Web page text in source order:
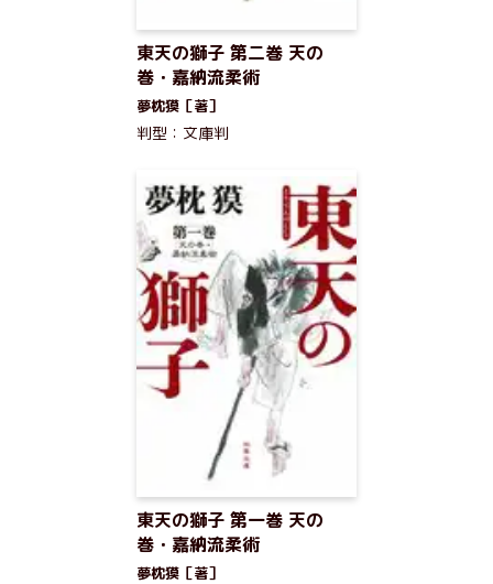
東天の獅子 第二巻 天の
巻・嘉納流柔術
夢枕獏［著］
判型：文庫判
東天の獅子 第一巻 天の
巻・嘉納流柔術
夢枕獏［著］